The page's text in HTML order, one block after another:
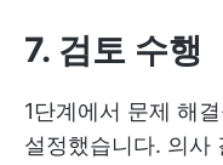
7. 검토 수행
1단계에서 문제 해
설정했습니다. 의사